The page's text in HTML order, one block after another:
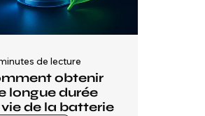
de lecture
obtenir
longue durée
de la batterie